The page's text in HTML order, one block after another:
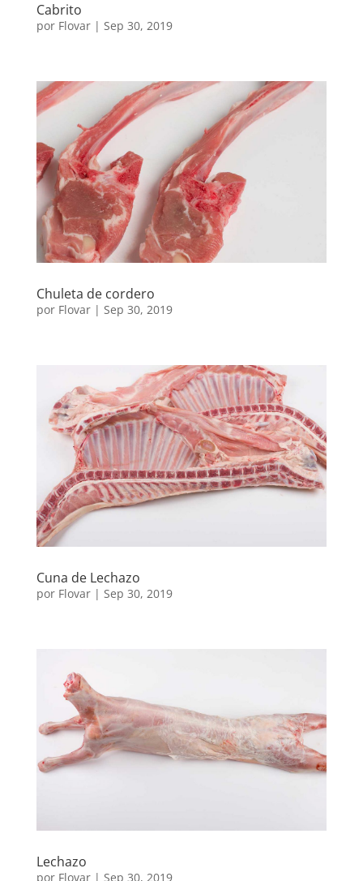
Cabrito
por Flovar| Sep 30, 2019
Chuleta de cordero
por Flovar| Sep 30, 2019
Cuna de Lechazo
por Flovar| Sep 30, 2019
Lechazo
por Flovar| Sep 30, 2019